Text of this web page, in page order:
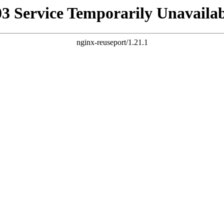
Service Temporarily
nginx-reuseport/1.21.1